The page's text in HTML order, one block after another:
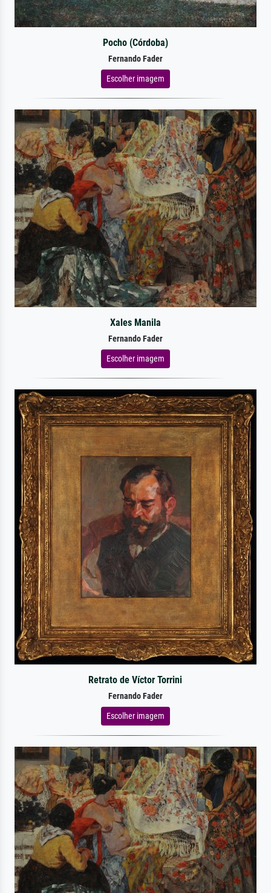
Pocho (Córdoba)
Fernando Fader
Escolher imagem
Xales Manila
Fernando Fader
Escolher imagem
Retrato de Víctor Torrini
Fernando Fader
Escolher imagem